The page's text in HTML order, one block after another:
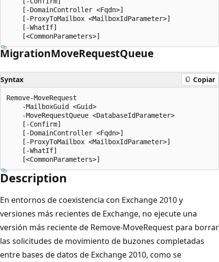
    [-DomainController <Fqdn>]
    [-ProxyToMailbox <MailboxIdParameter>]
    [-WhatIf]
MigrationMoveRequestQueue
Syntax Copiar
Remove-MoveRequest
    -MailboxGuid <Guid>
    -MoveRequestQueue <DatabaseIdParameter>
    [-Confirm]
    [-DomainController <Fqdn>]
    [-ProxyToMailbox <MailboxIdParameter>]
    [-WhatIf]
Description
En entornos de coexistencia con Exchange 2010 y
versiones más recientes de Exchange, no ejecute una
versión más reciente de Remove-MoveRequest para borrar
las solicitudes de movimiento de buzones completadas
entre bases de datos de Exchange 2010, como se